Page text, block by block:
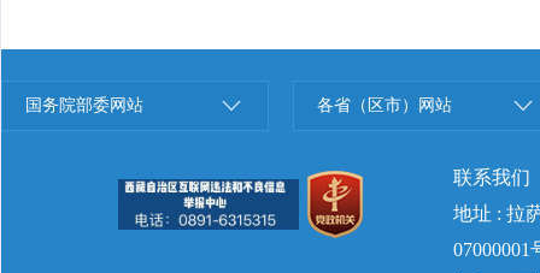
国务院部委网站 各省（区市）网站
联系我们
地址 : 拉
07000001